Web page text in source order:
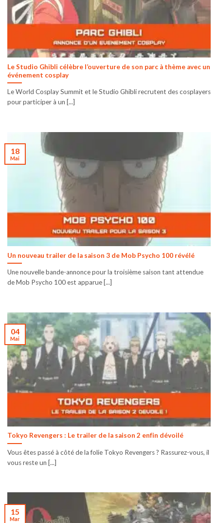
Le Studio Ghibli célèbre l’ouverture de son parc à thème avec un
événement cosplay
Le World Cosplay Summit et le Studio Ghibli recrutent des cosplayers
pour participer à un [...]
Un nouveau trailer de la saison 3 de Mob Psycho 100 révélé
Une nouvelle bande-annonce pour la troisième saison tant attendue
de Mob Psycho 100 est apparue [...]
18
Mai
Tokyo Revengers : Le trailer de la saison 2 enfin dévoilé
Vous êtes passé à côté de la folie Tokyo Revengers ? Rassurez-vous, il
vous reste un [...]
04
Mai
15
Mar